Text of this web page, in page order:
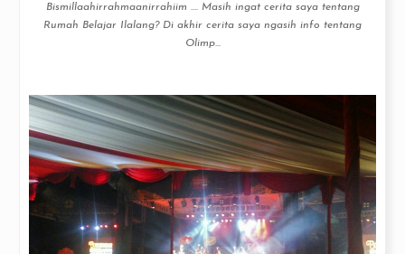
Bismillaahirrahmaanirrahiim .... Masih ingat cerita saya tentang
Rumah Belajar Ilalang? Di akhir cerita saya ngasih info tentang
Olimp...